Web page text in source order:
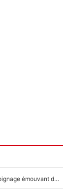
F1 : « Je lui ai fait un câlin, puis j’ai dû partir...», le témoignage émouvant de Max Verstappen sur sa fille